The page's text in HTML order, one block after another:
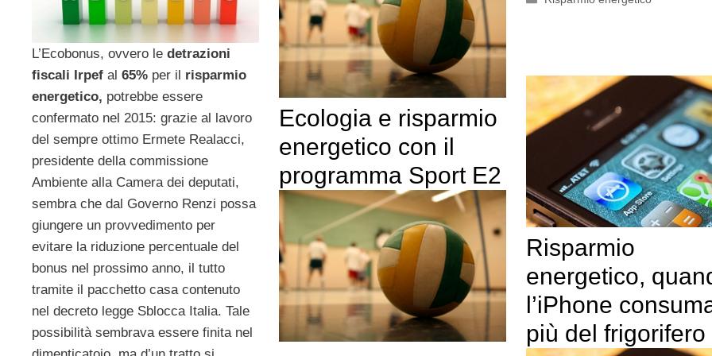
L’Ecobonus, ovvero le detrazioni
fiscali Irpef al 65% per il risparmio
energetico, potrebbe essere
confermato nel 2015: grazie al lavoro
del sempre ottimo Ermete Realacci,
presidente della commissione
Ambiente alla Camera dei deputati,
sembra che dal Governo Renzi possa
giungere un provvedimento per
evitare la riduzione percentuale del
bonus nel prossimo anno, il tutto
tramite il pacchetto casa contenuto
nel decreto legge Sblocca Italia. Tale
possibilità sembrava essere finita nel
Ecologia e risparmio
energetico con il
programma Sport E2
Risparmio
energetico,
l’iPhone
più del frigorifero